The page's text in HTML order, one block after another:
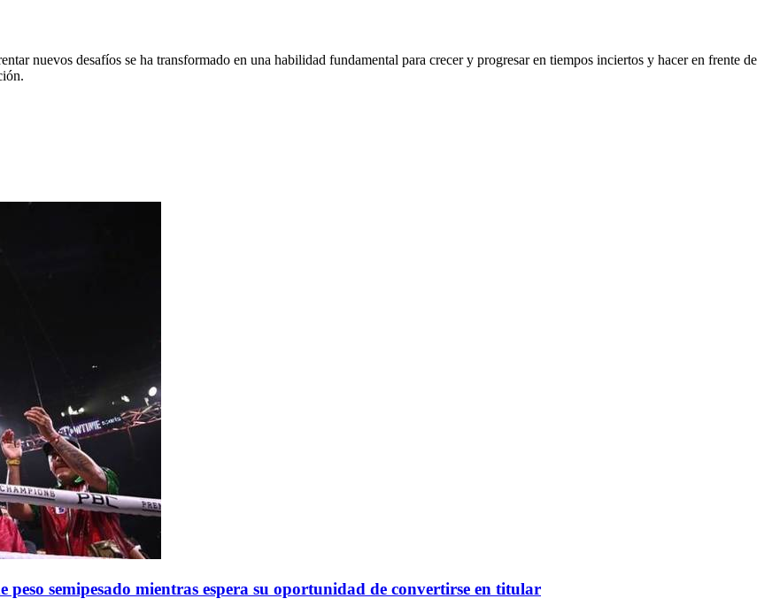
nuevos desafíos se ha transformado en una habilidad fundamental para crecer y progresar en tiempos inciertos y hacer en frente de
semipesado mientras espera su oportunidad de convertirse en titular